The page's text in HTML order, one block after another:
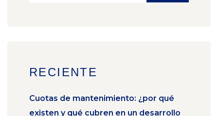
RECIENTE
Cuotas de mantenimiento: ¿por qué
existen y qué cubren en un desarrollo